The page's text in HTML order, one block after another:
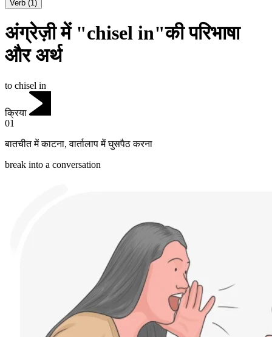
Verb (1)
अंग्रेज़ी में "chisel in"की परिभाषा
और अर्थ
to chisel in
क्रिया
01
बातचीत में काटना,वार्तालाप में घुसपैठ करना
break into a conversation